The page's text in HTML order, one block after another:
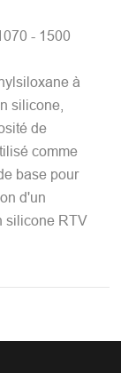
- 1500
à
silicone,
de
comme
base pour
d'un
silicone RTV